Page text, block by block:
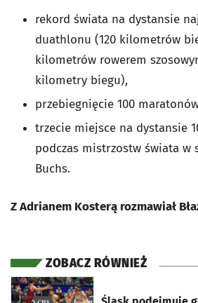
rekord świata na dystansie
duathlonu (120 kilometrów
kilometrów rowerem
kilometry biegu),
przebiegnięcie 100
trzecie miejsce na dystansie
podczas mistrzostw świata w
Buchs.
Z Adrianem Kosterą rozmawiał
ZOBACZ RÓWNIEŻ
otworzy się w nowej karcie